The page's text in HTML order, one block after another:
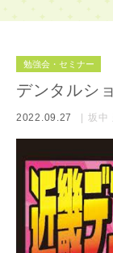
勉強会・セミナー
デンタルシ
2022.09.27 坂中